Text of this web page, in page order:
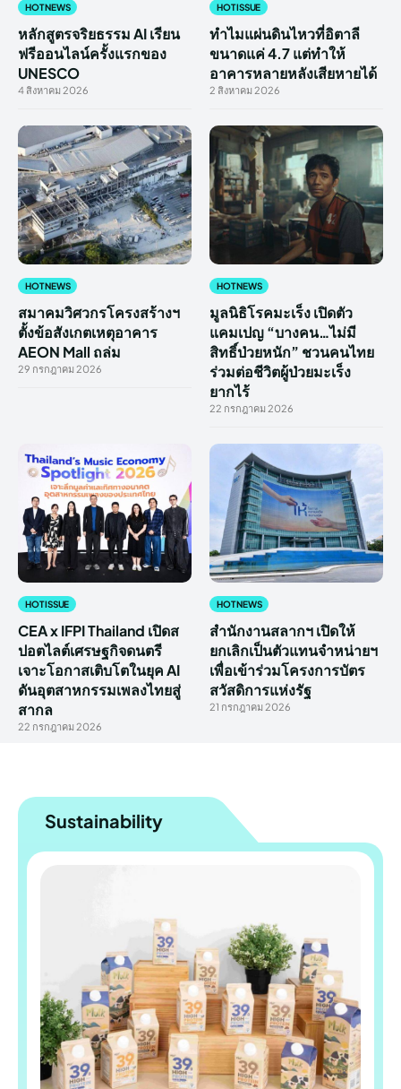
HOT NEWS
หลักสูตรจริยธรรม AI เรียน
ฟรีออนไลน์ครั้งแรกของ
UNESCO
4 สิงหาคม 2026
HOT ISSUE
ทำไมแผ่นดินไหวที่อิตาลี
ขนาดแค่ 4.7 แต่ทำให้
อาคารหลายหลังเสียหายได้
2 สิงหาคม 2026
HOT NEWS
สมาคมวิศวกรโครงสร้างฯ
ตั้งข้อสังเกตเหตุอาคาร
AEON Mall ถล่ม
29 กรกฎาคม 2026
HOT NEWS
มูลนิธิโรคมะเร็ง เปิดตัว
แคมเปญ “บางคน…ไม่มี
สิทธิ์ป่วยหนัก” ชวนคนไทย
ร่วมต่อชีวิตผู้ป่วยมะเร็ง
ยากไร้
22 กรกฎาคม 2026
HOT ISSUE
CEA x IFPI Thailand เปิดส
ปอตไลต์เศรษฐกิจดนตรี
เจาะโอกาสเติบโตในยุค AI
ดันอุตสาหกรรมเพลงไทยสู่
สากล
22 กรกฎาคม 2026
HOT NEWS
สำนักงานสลากฯ เปิดให้
ยกเลิกเป็นตัวแทนจำหน่ายฯ
เพื่อเข้าร่วมโครงการบัตร
สวัสดิการแห่งรัฐ
21 กรกฎาคม 2026
Sustainability